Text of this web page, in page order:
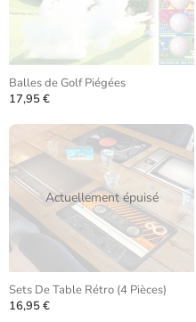
Balles de Golf Piégées
17,95 €
Actuellement épuisé
Sets De Table Rétro (4 Pièces)
16,95 €